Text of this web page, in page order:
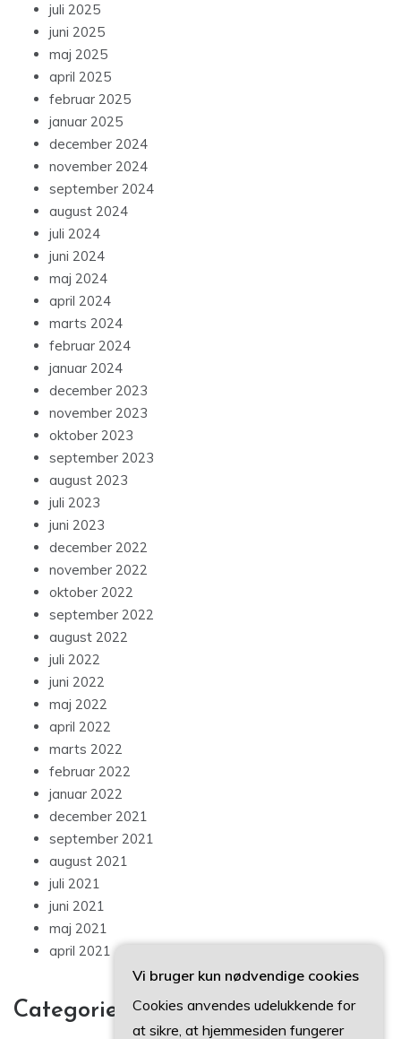
juli 2025
juni 2025
maj 2025
april 2025
februar 2025
januar 2025
december 2024
november 2024
september 2024
august 2024
juli 2024
juni 2024
maj 2024
april 2024
marts 2024
februar 2024
januar 2024
december 2023
november 2023
oktober 2023
september 2023
august 2023
juli 2023
juni 2023
december 2022
november 2022
oktober 2022
september 2022
august 2022
juli 2022
juni 2022
maj 2022
april 2022
marts 2022
februar 2022
januar 2022
december 2021
september 2021
august 2021
juli 2021
juni 2021
maj 2021
april 2021
Categories
Vi bruger kun nødvendige cookies
Cookies anvendes udelukkende for
at sikre, at hjemmesiden fungerer